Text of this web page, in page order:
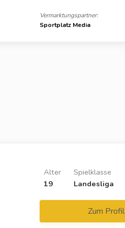
Vermarktungspartner:
Sportplatz Media
Spielklasse
Landesliga
Alter
19
Zum Profil